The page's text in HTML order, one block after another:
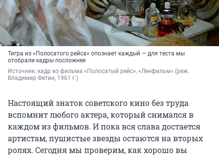
Тигра из «Полосатого рейса» опознает каждый — для теста мы
отобрали кадры посложнее
Источник: кадр из фильма «Полосатый рейс», «Ленфильм» (реж.
Владимир Фетин, 1961 г.)
Настоящий знаток советского кино без труда
вспомнит любого актера, который снимался в
каждом из фильмов. И пока вся слава достается
артистам, пушистые звезды остаются на вторых
ролях. Сегодня мы проверим, как хорошо вы